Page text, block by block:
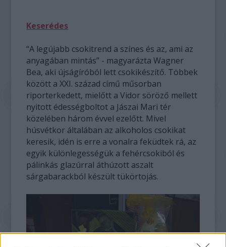
Keserédes
“A legújabb csokitrend a színes és az, ami az
anyagában mintás” - magyarázta Wagner
Bea, aki újságíróból lett csokikészítő. Többek
között a XXI. század című műsorban
riporterkedett, mielőtt a Vidor söröző mellett
nyitott édességboltot a Jászai Mari tér
közelében három évvel ezelőtt. Mivel
húsvétkor általában az alkoholos csokikat
keresik, idén is erre a vonalra feküdtek rá, az
egyik különlegességük a fehércsokiból és
pálinkás glazúrral áthúzott aszalt
sárgabarackból készült tükörtojás.